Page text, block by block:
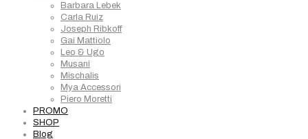
Barbara Lebek
Carla Ruiz
Joseph Ribkoff
Gai Mattiolo
Leo & Ugo
Musani
Mischalis
Mya Accessori
Piero Moretti
PROMO
SHOP
Blog